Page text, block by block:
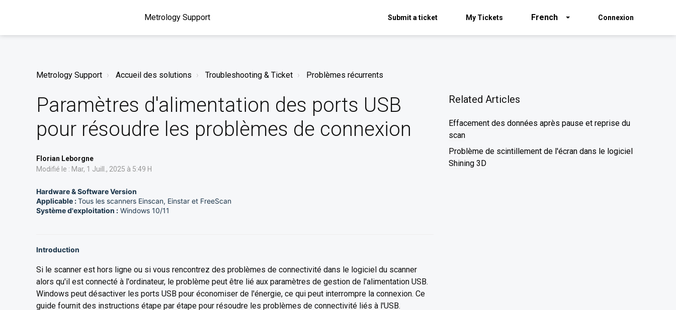
Metrology Support Submit a ticket My Tickets French Connexion
Metrology Support Accueil des solutions Troubleshooting & Ticket Problèmes récurrents
Paramètres d'alimentation des ports USB
pour résoudre les problèmes de connexion
Florian Leborgne
Modifié le : Mar, 1 Juill., 2025 à 5:49 H
Hardware & Software Version
Applicable :Tous les scanners Einscan, Einstar et FreeScan
Système d'exploitation : Windows 10/11
Introduction
Si le scanner est hors ligne ou si vous rencontrez des problèmes de connectivité dans le logiciel du scanner
alors qu'il est connecté à l'ordinateur, le problème peut être lié aux paramètres de gestion de l'alimentation USB.
Windows peut désactiver les ports USB pour économiser de l'énergie, ce qui peut interrompre la connexion. Ce
guide fournit des instructions étape par étape pour résoudre les problèmes de connectivité liés à l'USB.
Related Articles
Effacement des données après pause et reprise du
scan
Problème de scintillement de l'écran dans le logiciel
Shining 3D